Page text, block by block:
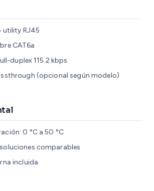
utility RJ45
CAT6a
duplex 115.2 kbps
(opcional según modelo)
0 °C a 50 °C
comparables
incluida